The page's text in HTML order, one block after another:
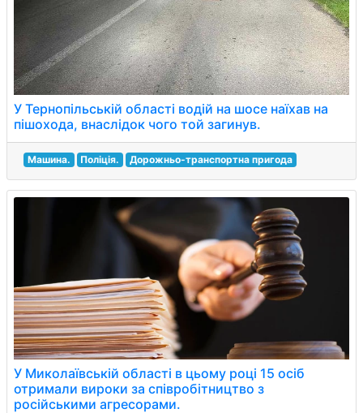
У Тернопільській області водій на шосе наїхав на
пішохода, внаслідок чого той загинув.
Машина. Поліція. Дорожньо-транспортна пригода
У Миколаївській області в цьому році 15 осіб
отримали вироки за співробітництво з
російськими агресорами.